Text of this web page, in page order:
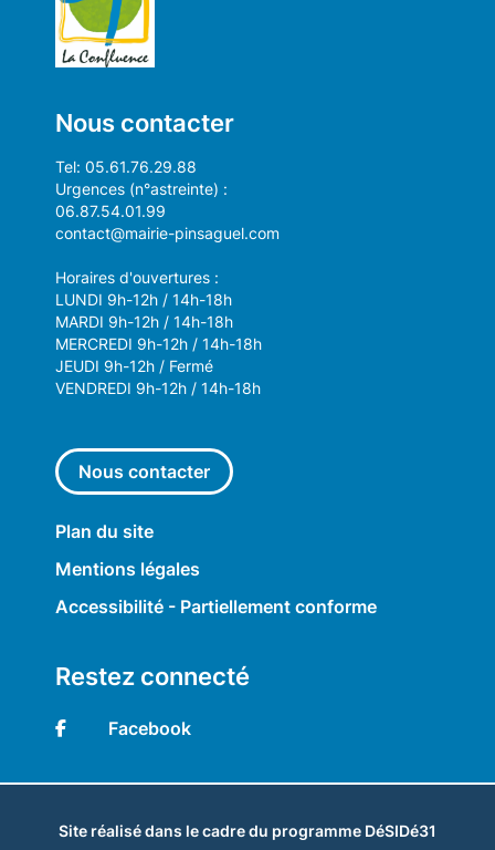
Nous contacter
Tel: 05.61.76.29.88
Urgences (n°astreinte) :
06.87.54.01.99
contact@mairie-pinsaguel.com
Horaires d'ouvertures :
LUNDI 9h-12h / 14h-18h
MARDI 9h-12h / 14h-18h
MERCREDI 9h-12h / 14h-18h
JEUDI 9h-12h / Fermé
VENDREDI 9h-12h / 14h-18h
Nous contacter
Plan du site
Mentions légales
Accessibilité - Partiellement conforme
Restez connecté
Facebook
Site réalisé dans le cadre du programme DéSIDé31